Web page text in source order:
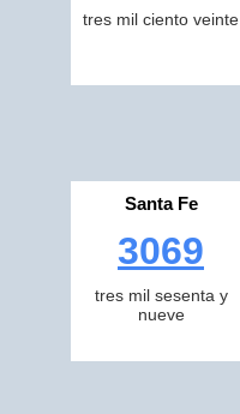
tres mil ciento veinte
Santa Fe
3069
tres mil sesenta y
nueve